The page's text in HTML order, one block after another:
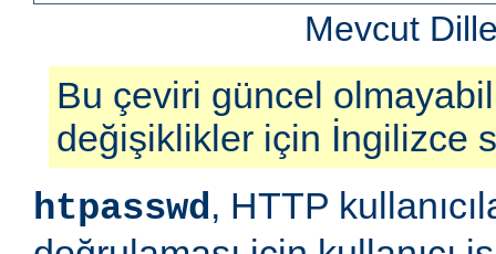
Mevcut
Bu çeviri güncel
değişiklikler için İngilizce
htpasswd, HTTP